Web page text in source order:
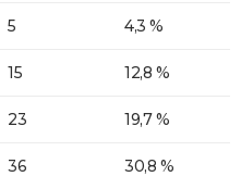
5 4,3 %
15 12,8 %
23 19,7 %
36 30,8 %